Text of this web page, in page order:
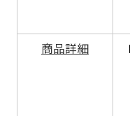
商品詳細